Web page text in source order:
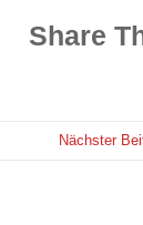
Share
Nächster